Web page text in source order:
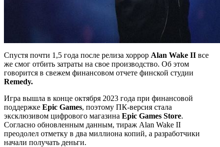
Спустя почти 1,5 года после релиза хоррор Alan Wake II все
же смог отбить затраты на свое производство. Об этом
говорится в свежем финансовом отчете финской студии
Remedy.
Игра вышла в конце октября 2023 года при финансовой
поддержке Epic Games, поэтому ПК-версия стала
эксклюзивом цифрового магазина Epic Games Store.
Согласно обновленным данным, тираж Alan Wake II
преодолел отметку в два миллиона копий, а разработчики
начали получать деньги.